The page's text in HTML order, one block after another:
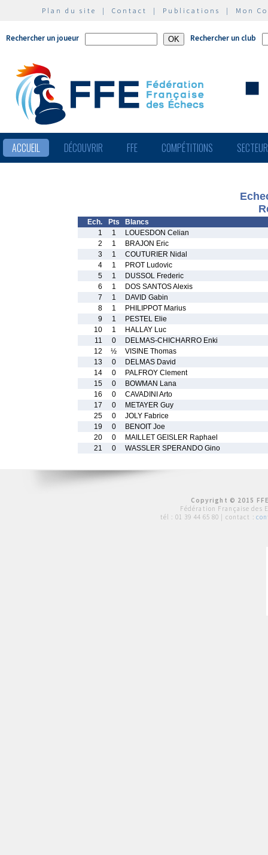
Plan du site | Contact | Publications | Mon
Rechercher un joueur Rechercher un club
ACCUEIL DÉCOUVRIR FFE COMPÉTITIONS
Ech. Pts
Blancs
1
1
LOUESDON Celian
2
1
BRAJON Eric
3
1
COUTURIER Nidal
4
1
PROT Ludovic
5
1
DUSSOL Frederic
6
1
DOS SANTOS Alexis
7
1
DAVID Gabin
8
1
PHILIPPOT Marius
9
1
PESTEL Elie
10
1
HALLAY Luc
11
0
DELMAS-CHICHARRO Enki
12
½
VISINE Thomas
13
0
DELMAS David
14
0
PALFROY Clement
15
0
BOWMAN Lana
16
0
CAVADINI Arto
17
0
METAYER Guy
25
0
JOLY Fabrice
19
0
BENOIT Joe
20
0
MAILLET GEISLER Raphael
21
0 WASSLER SPERANDO Gino
Copyright © 2015
Fédération Française des
tél : 01 39 44 65 80 | contact :